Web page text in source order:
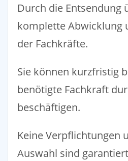
Durch die Entsendung
komplette Abwicklung
der Fachkräfte.
Sie können kurzfristig
benötigte Fachkraft
beschäftigen.
Keine Verpflichtungen
Auswahl sind